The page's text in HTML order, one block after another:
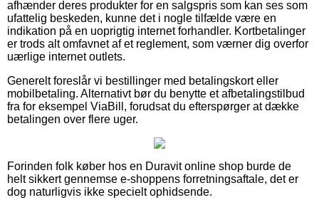
afhænder deres produkter for en salgspris som kan ses som
ufattelig beskeden, kunne det i nogle tilfælde være en
indikation på en uoprigtig internet forhandler. Kortbetalinger
er trods alt omfavnet af et reglement, som værner dig overfor
uærlige internet outlets.
Generelt foreslår vi bestillinger med betalingskort eller
mobilbetaling. Alternativt bør du benytte et afbetalingstilbud
fra for eksempel ViaBill, forudsat du efterspørger at dække
betalingen over flere uger.
Forinden folk køber hos en Duravit online shop burde de
helt sikkert gennemse e-shoppens forretningsaftale, det er
dog naturligvis ikke specielt ophidsende.